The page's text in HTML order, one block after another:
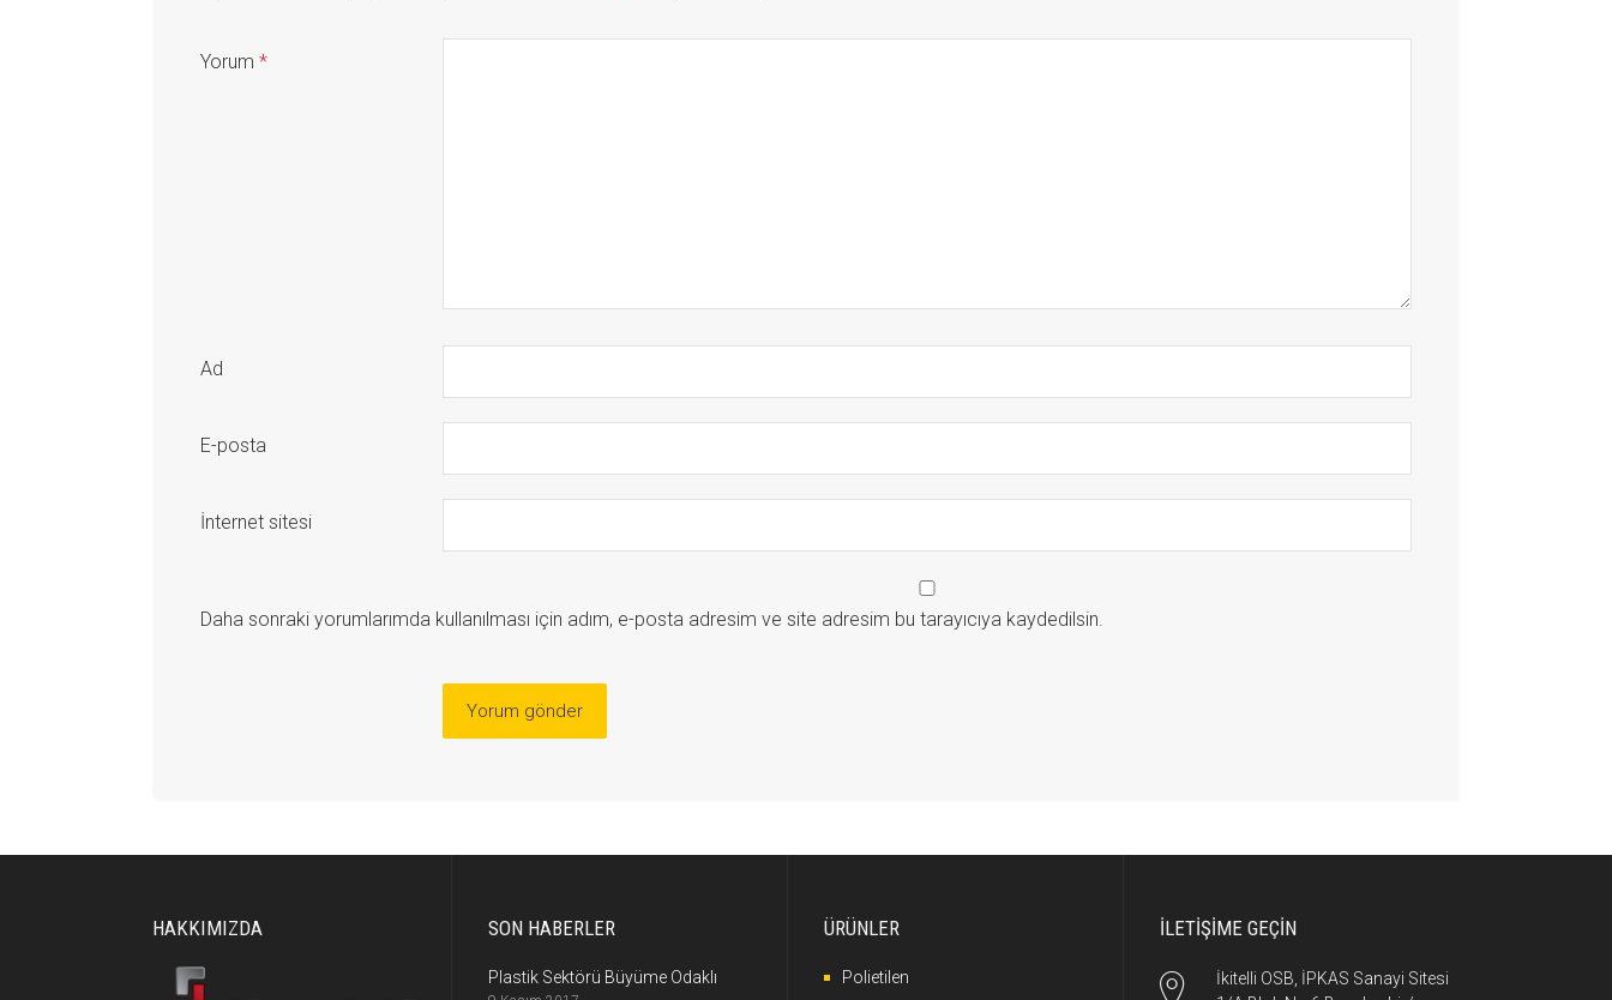
Yorum *
Ad
E-posta
İnternet sitesi
Daha sonraki yorumlarımda kullanılması için adım, e-posta adresim ve site adresim bu tarayıcıya kaydedilsin.
HAKKIMIZDA SON HABERLER
Plastik Sektörü Büyüme Odaklı
ÜRÜNLER
Polietilen
İLETİŞİME GEÇİN
İkitelli OSB, İPKAS Sanayi Sitesi